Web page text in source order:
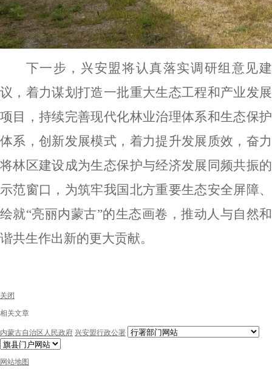
下一步， 兴安盟将认真落实调研组意见建
议， 着力谋划打造一批重大生态工程和产业发展
项目，持续完善现代化林业治理体系和生态保护
体系，创新发展模式，着力提升发展质效，奋力
将林区建设成为生态保护与经济发展同频共振的
示范窗口，为筑牢我国北方重要生态安全屏障、
绘就“亮丽内蒙古”的生态画卷，推动人与自然和
谐共生作出新的更大贡献。
关闭
相关文章
内蒙古自治区人民政府 兴安盟行政公署
网站地图